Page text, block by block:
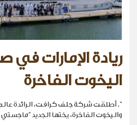
ريادة الإمارات في
اليخوت الفاخرة
". أطلقت شركة جلف كرافت، الرائدة
واليخوت الفاخرة، يختها الجديد "ماجستي 145